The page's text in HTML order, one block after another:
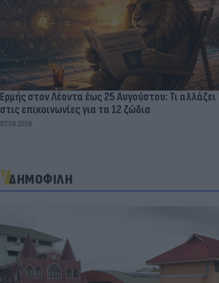
Ερμής στον Λέοντα έως 25 Αυγούστου: Τι αλλάζει
στις επικοινωνίες για τα 12 ζώδια
07.08.2026
ΔΗΜΟΦΙΛΗ